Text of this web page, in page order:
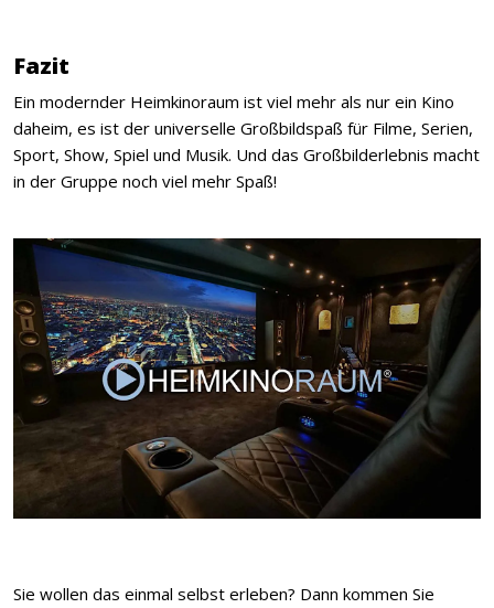
Fazit
Ein modernder Heimkinoraum ist viel mehr als nur ein Kino
daheim, es ist der universelle Großbildspaß für Filme, Serien,
Sport, Show, Spiel und Musik. Und das Großbilderlebnis macht
in der Gruppe noch viel mehr Spaß!
Sie wollen das einmal selbst erleben? Dann kommen Sie